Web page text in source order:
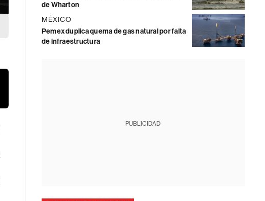
de Wharton
MÉXICO
Pemex duplica quema de gas natural por falta
de infraestructura
PUBLICIDAD